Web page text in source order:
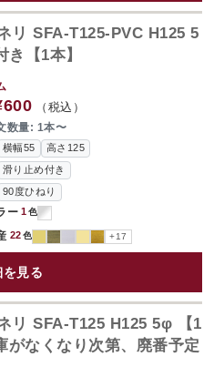
リ SFA-T125-PVC H125 5
【1本】
横幅55 高さ125
滑り止め付き
90度ひねり
ー 1色
22色 +17
（税込）
数量: 1本〜
を見る
リ SFA-T125 H125 5φ 【1
なくなり次第、廃番予定